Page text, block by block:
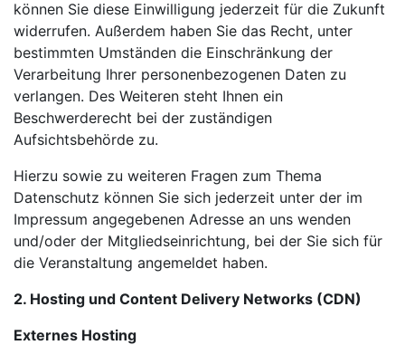
können Sie diese Einwilligung jederzeit für die Zukunft
widerrufen. Außerdem haben Sie das Recht, unter
bestimmten Umständen die Einschränkung der
Verarbeitung Ihrer personenbezogenen Daten zu
verlangen. Des Weiteren steht Ihnen ein
Beschwerderecht bei der zuständigen
Aufsichtsbehörde zu.
Hierzu sowie zu weiteren Fragen zum Thema
Datenschutz können Sie sich jederzeit unter der im
Impressum angegebenen Adresse an uns wenden
und/oder der Mitgliedseinrichtung, bei der Sie sich für
die Veranstaltung angemeldet haben.
2. Hosting und Content Delivery Networks (CDN)
Externes Hosting